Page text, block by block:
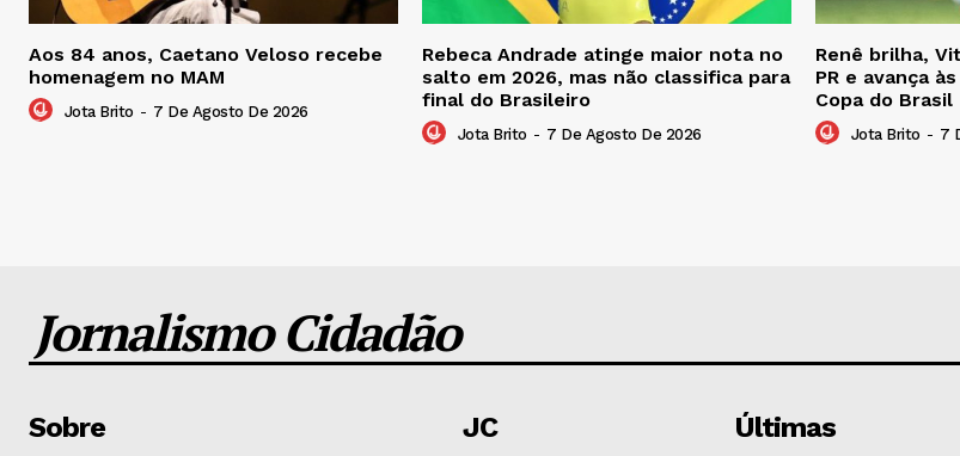
Aos 84 anos, Caetano Veloso recebe
homenagem no MAM
Jota Brito - 7 De Agosto De 2026
Rebeca Andrade atinge maior nota no
salto em 2026, mas não classifica para
final do Brasileiro
Jota Brito - 7 De Agosto De 2026
Renê brilha,
PR e avança
Copa do Brasil
Jota Brito - 7
Jornalismo Cidadão
Sobre JC Últimas